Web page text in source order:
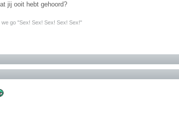
jij ooit hebt gehoord?
go "Sex! Sex! Sex! Sex! Sex!"